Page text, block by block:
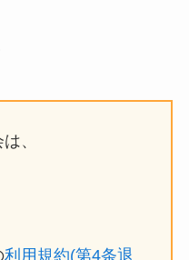
、
利用規約(第4条退